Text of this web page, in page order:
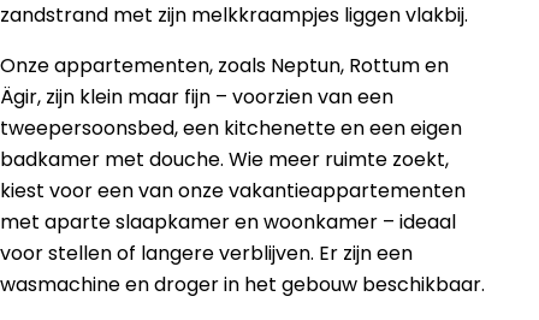
zandstrand met zijn melkkraampjes liggen vlakbij.
Onze appartementen, zoals Neptun, Rottum en
Ägir, zijn klein maar fijn – voorzien van een
tweepersoonsbed, een kitchenette en een eigen
badkamer met douche. Wie meer ruimte zoekt,
kiest voor een van onze vakantieappartementen
met aparte slaapkamer en woonkamer – ideaal
voor stellen of langere verblijven. Er zijn een
wasmachine en droger in het gebouw beschikbaar.